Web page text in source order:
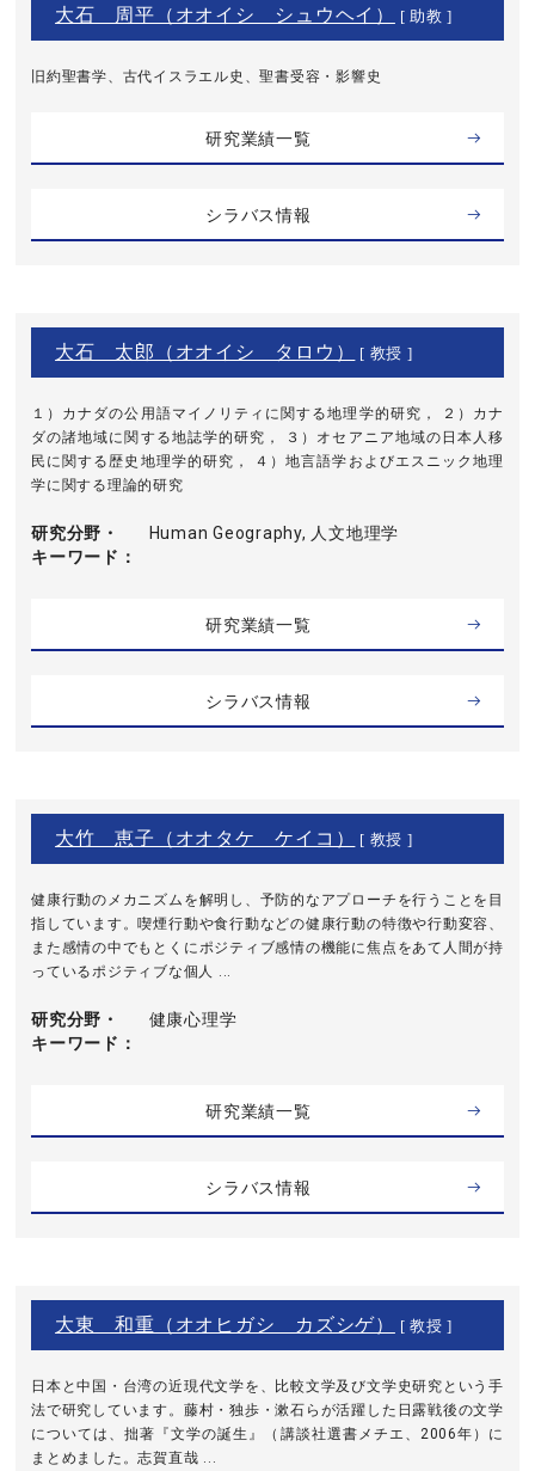
大石 周平（オオイシ シュウヘイ） [ 助教 ]
旧約聖書学、古代イスラエル史、聖書受容・影響史
研究業績一覧
シラバス情報
大石 太郎（オオイシ タロウ） [ 教授 ]
１）カナダの公用語マイノリティに関する地理学的研究， ２）カナ
ダの諸地域に関する地誌学的研究， ３）オセアニア地域の日本人移
民に関する歴史地理学的研究， ４）地言語学およびエスニック地理
学に関する理論的研究
研究分野・
キーワード
Human Geography, 人文地理学
研究業績一覧
シラバス情報
大竹 恵子（オオタケ ケイコ） [ 教授 ]
健康行動のメカニズムを解明し、予防的なアプローチを行うことを目
指しています。喫煙行動や食行動などの健康行動の特徴や行動変容、
また感情の中でもとくにポジティブ感情の機能に焦点をあて人間が持
っているポジティブな個人 ...
研究分野・
キーワード
健康心理学
研究業績一覧
シラバス情報
大東 和重（オオヒガシ カズシゲ） [ 教授 ]
日本と中国・台湾の近現代文学を、比較文学及び文学史研究という手
法で研究しています。藤村・独歩・漱石らが活躍した日露戦後の文学
については、拙著『文学の誕生』（講談社選書メチエ、2006年）に
まとめました。志賀直哉 ...